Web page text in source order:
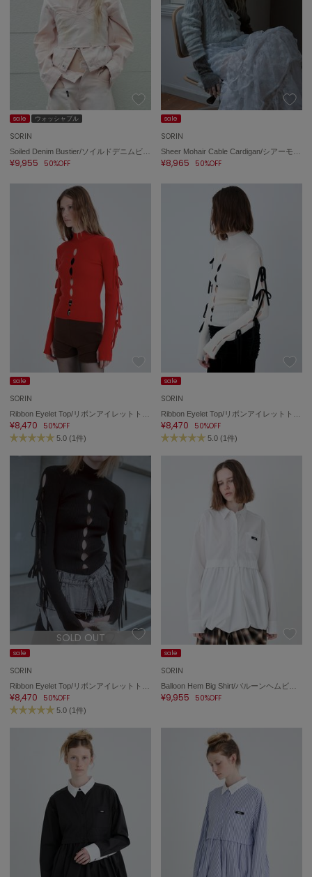
sale ウォッシャブル
SORIN
¥9,955 50%OFF
sale
SORIN
¥8,965 50%OFF
sale
SORIN
¥8,470 50%OFF
5.0 (1件)
sale
SORIN
¥8,470 50%OFF
5.0 (1件)
SOLD OUT
sale
SORIN
¥8,470 50%OFF
5.0 (1件)
sale
SORIN
Balloon Hem Big Shirt/バルーンヘムビッグシャツ
¥9,955 50%OFF